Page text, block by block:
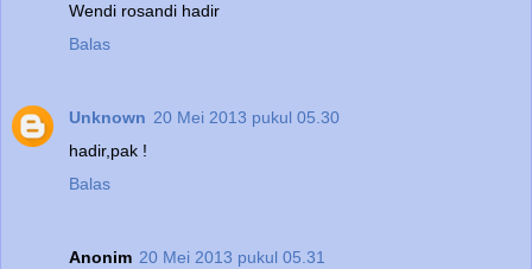
Wendi rosandi hadir
Balas
Unknown 20 Mei 2013 pukul 05.30
hadir,pak !
Balas
Anonim 20 Mei 2013 pukul 05.31